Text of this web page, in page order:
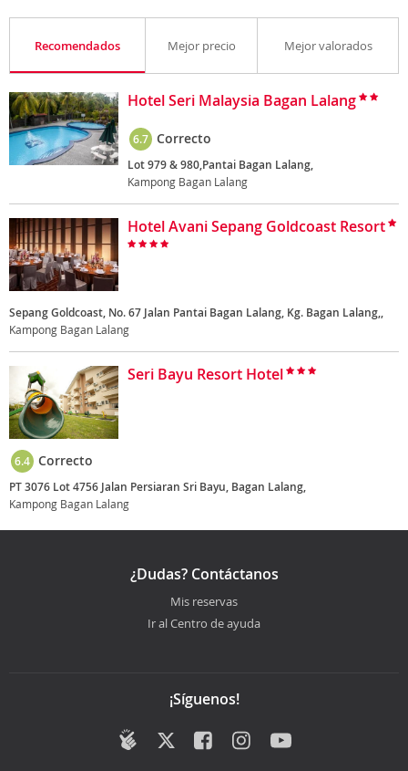
Recomendados Mejor precio Mejor valorados
Hotel Seri Malaysia Bagan Lalang
6.7 Correcto
Lot 979 & 980,Pantai Bagan Lalang,
Kampong Bagan Lalang
Hotel Avani Sepang Goldcoast Resort
Sepang Goldcoast, No. 67 Jalan Pantai Bagan Lalang, Kg. Bagan Lalang,,
Kampong Bagan Lalang
Seri Bayu Resort Hotel
6.4 Correcto
PT 3076 Lot 4756 Jalan Persiaran Sri Bayu, Bagan Lalang,
Kampong Bagan Lalang
¿Dudas? Contáctanos
Mis reservas
Ir al Centro de ayuda
¡Síguenos!